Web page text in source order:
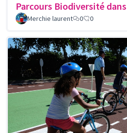
Parcours Biodiversité
Merchie laurent
0 0